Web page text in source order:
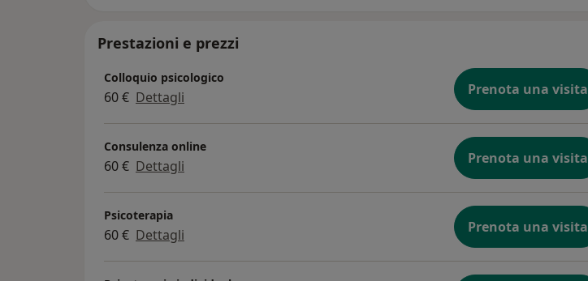
Prestazioni e prezzi
Colloquio psicologico
60 € Dettagli Prenota una visita
Consulenza online
60 € Dettagli Prenota una visita
Psicoterapia
60 € Dettagli Prenota una visita